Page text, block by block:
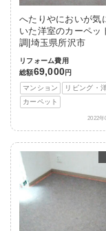
へたりやにおいが気
いた洋室のカーペッ
調|埼玉県所沢市
リフォーム費用
総額69,000円
マンション
リビング・
カーペット
2022